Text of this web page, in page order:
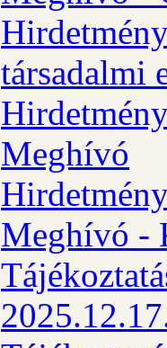
társadalmi
Meghívó
Meghívó -